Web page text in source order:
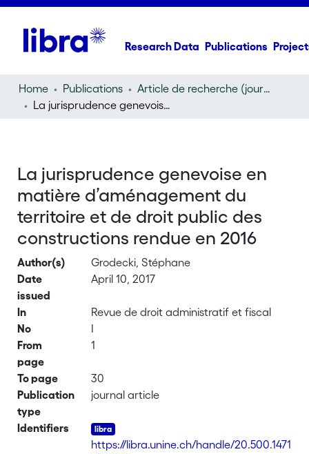
Research Data Publications
Home Publications
Article de recherche (journal article)
La jurisprudence genevoise en matière d’aménagement du territoire et de droit public des constructions rendue en 2016
La jurisprudence genevoise en
matière d’aménagement du
territoire et de droit public des
constructions rendue en 2016
Author(s)
Grodecki, Stéphane
Date
issued
April 10, 2017
In
Revue de droit administratif et fiscal
No
I
From
page
1
To page
30
Publication
type
journal article
Identifiers
https://libra.unine.ch/handle/20.500.1471